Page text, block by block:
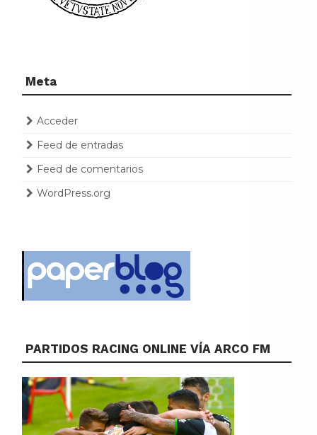
Meta
Acceder
Feed de entradas
Feed de comentarios
WordPress.org
PARTIDOS RACING ONLINE VÍA ARCO FM